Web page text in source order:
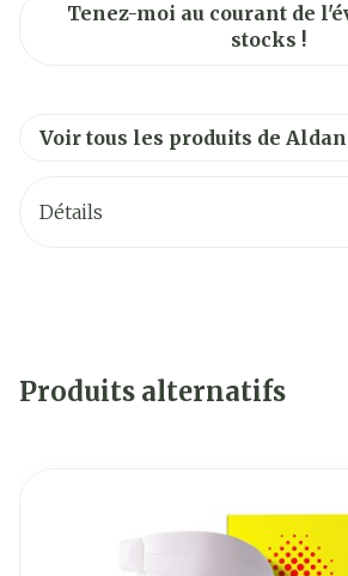
Tenez-moi au courant de
stocks !
Voir tous les produits de
Détails
Marques Aldanex
183 mm
Produits alternatifs